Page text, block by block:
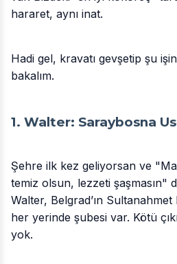
hararet, aynı inat.
Hadi gel, kravatı gevşetip şu
bakalım.
1. Walter: Saraybosna
Şehre ilk kez geliyorsan ve
temiz olsun, lezzeti şaşmasın"
Walter, Belgrad’ın
her yerinde şubesi var. Kötü
yok.